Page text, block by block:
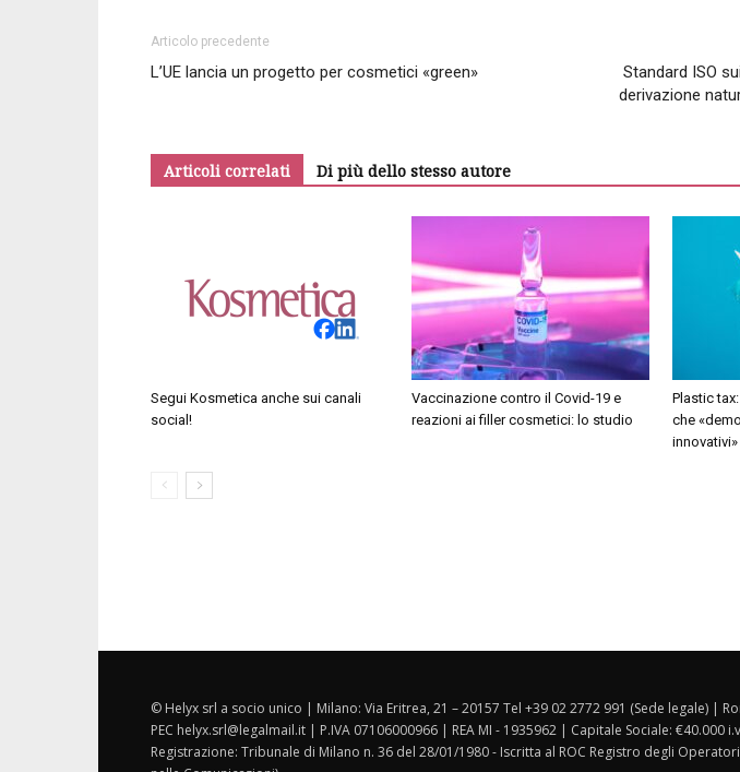
Articolo precedente
L’UE lancia un progetto per cosmetici «green»
Standard ISO
derivazione
Articoli correlati Di più dello stesso autore
Segui Kosmetica anche sui canali
social!
Vaccinazione contro il Covid-19 e
reazioni ai filler cosmetici: lo studio
Plastic
che
innovativi»
© Helyx srl a socio unico | Milano: Via Eritrea, 21 – 20157 Tel +39 02 2772 991 (Sede legale) |
PEC helyx.srl@legalmail.it | P.IVA 07106000966 | REA MI - 1935962 | Capitale Sociale:
Registrazione: Tribunale di Milano n. 36 del 28/01/1980 - Iscritta al ROC Registro degli